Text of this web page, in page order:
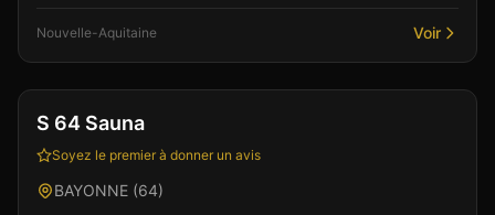
sensuali...
Nouvelle-Aquitaine Voir
Gay friendly Sauna
S 64 Sauna
Soyez le premier à donner un avis
BAYONNE (64)